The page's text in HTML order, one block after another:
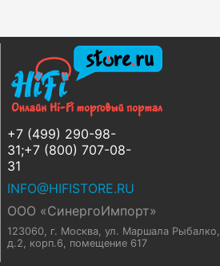
+7 (499) 290-98-
31;+7 (800) 707-08-
31
INFO@HIFISTORE.RU
ООО «СинергоИмпорт»
123060, г. Москва, ул. Маршала Рыбалко,
д.2, корп.6, помещение 617